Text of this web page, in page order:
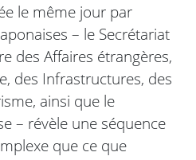
le même jour par
– le Secrétariat
des Affaires étrangères,
des Infrastructures, des
ainsi que le
– révèle une séquence
que ce que